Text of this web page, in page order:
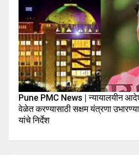
Pune PMC News | न्यायालयीन
वेळेत करण्यासाठी सक्षम यंत्रणा
यांचे निर्देश